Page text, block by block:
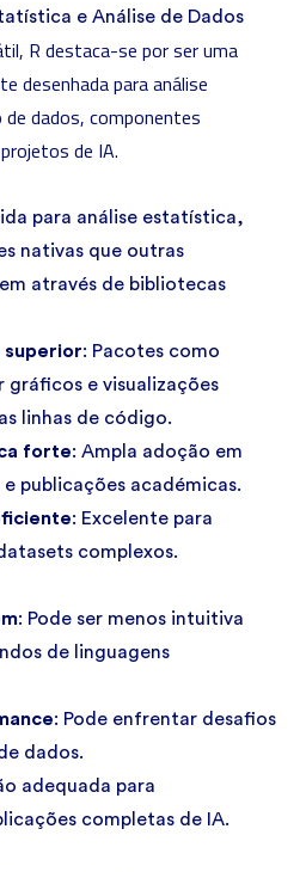
e Análise de Dados
R destaca-se por ser uma
desenhada para análise
dados, componentes
de IA.
para análise estatística,
nativas que outras
através de bibliotecas
superior: Pacotes como
e visualizações
linhas de código.
forte: Ampla adoção em
publicações académicas.
: Excelente para
complexos.
: Pode ser menos intuitiva
de linguagens
: Pode enfrentar desafios
dados.
adequada para
completas de IA.